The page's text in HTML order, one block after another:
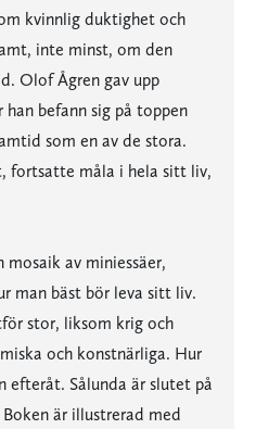
kvinnlig duktighet och
inte minst, om den
Olof Ågren gav upp
befann sig på toppen
som en av de stora.
fortsatte måla i hela sitt liv,
mosaik av miniessäer,
man bäst bör leva sitt liv.
stor, liksom krig och
och konstnärliga. Hur
efteråt. Sålunda är slutet på
är illustrerad med